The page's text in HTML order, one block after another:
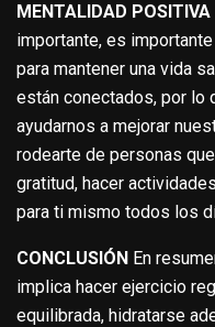
MENTALIDAD POSITIVA
importante, es
para mantener una vida
están conectados, por lo
ayudarnos a mejorar
rodearte de personas
gratitud, hacer
para ti mismo todos los
CONCLUSIÓN En
implica hacer ejercicio
equilibrada, hidratarse